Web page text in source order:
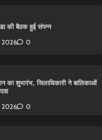
की बैठक हुई संपन्न
2026 0
का शुभारंभ, जिलाधिकारी ने बालिकाओं
2026 0